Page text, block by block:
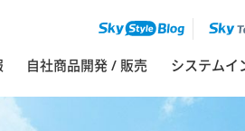
自社商品開発 / 販売 システムイ